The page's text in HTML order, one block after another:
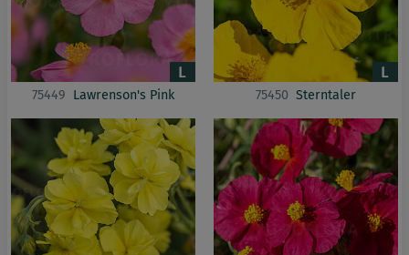
75449 Lawrenson's Pink 75450 Sterntaler